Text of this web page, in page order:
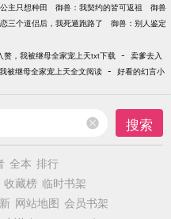
主只想种田 御兽：我契约的皆可返祖
御兽
三个道侣后，我死遁跑路了
御兽：别人鉴定
赘，我被继母全家宠上天txt下载 - 卖爹去入
被继母全家宠上天全文阅读 - 好看的幻言小
搜索
全本 排行
收藏榜 临时书架
网站地图 会员书架